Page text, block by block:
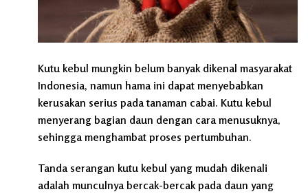
Kutu kebul mungkin belum banyak dikenal masyarakat
Indonesia, namun hama ini dapat menyebabkan
kerusakan serius pada tanaman cabai. Kutu kebul
menyerang bagian daun dengan cara menusuknya,
sehingga menghambat proses pertumbuhan.
Tanda serangan kutu kebul yang mudah dikenali
adalah munculnya bercak-bercak pada daun yang